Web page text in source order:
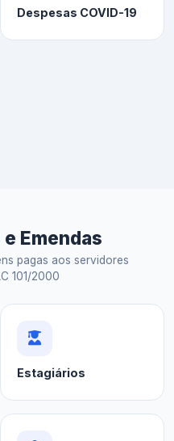
Despesas COVID-19
Emendas
pagas aos servidores
101/2000
Estagiários